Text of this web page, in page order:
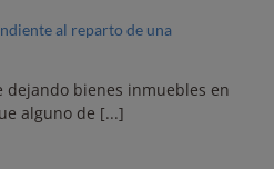
al reparto de una
dejando bienes inmuebles en
alguno de [...]